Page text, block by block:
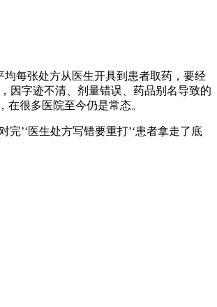
每张处方从医生开具到患者取药，要经
因字迹不清、剂量错误、药品别名导致的
很多医院至今仍是常态。
’‘医生处方写错要重打’‘患者拿走了底